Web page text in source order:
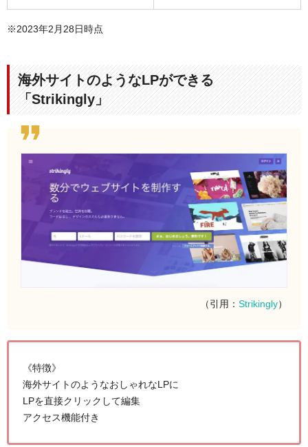
※2023年2月28日時点
海外サイトのようなLPができる
「Strikingly」
（引用：Strikingly）
《特徴》
海外サイトのようなおしゃれなLPに
LPを直接クリックして編集
アクセス機能付き